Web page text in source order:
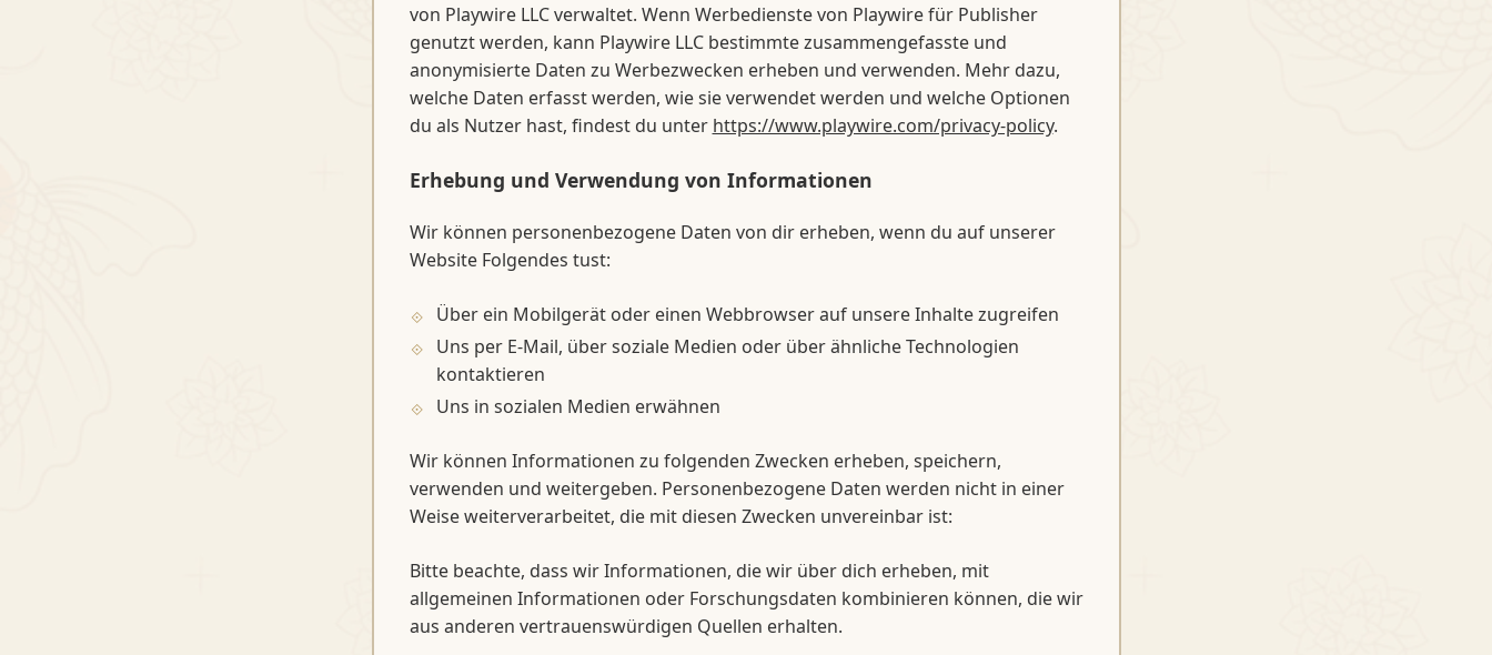
von Playwire LLC verwaltet. Wenn Werbedienste von Playwire für Publisher
genutzt werden, kann Playwire LLC bestimmte zusammengefasste und
anonymisierte Daten zu Werbezwecken erheben und verwenden. Mehr dazu,
welche Daten erfasst werden, wie sie verwendet werden und welche Optionen
du als Nutzer hast, findest du unter https://www.playwire.com/privacy-policy.
Erhebung und Verwendung von Informationen
Wir können personenbezogene Daten von dir erheben, wenn du auf unserer
Website Folgendes tust:
Über ein Mobilgerät oder einen Webbrowser auf unsere Inhalte zugreifen
Uns per E-Mail, über soziale Medien oder über ähnliche Technologien
kontaktieren
Uns in sozialen Medien erwähnen
Wir können Informationen zu folgenden Zwecken erheben, speichern,
verwenden und weitergeben. Personenbezogene Daten werden nicht in einer
Weise weiterverarbeitet, die mit diesen Zwecken unvereinbar ist:
Bitte beachte, dass wir Informationen, die wir über dich erheben, mit
allgemeinen Informationen oder Forschungsdaten kombinieren können, die wir
aus anderen vertrauenswürdigen Quellen erhalten.